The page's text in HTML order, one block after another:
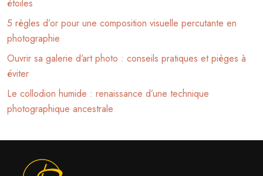
étoiles
5 règles d’or pour une composition visuelle percutante en
photographie
Ouvrir sa galerie d’art photo : conseils pratiques et pièges à
éviter
Le collodion humide : renaissance d’une technique
photographique ancestrale